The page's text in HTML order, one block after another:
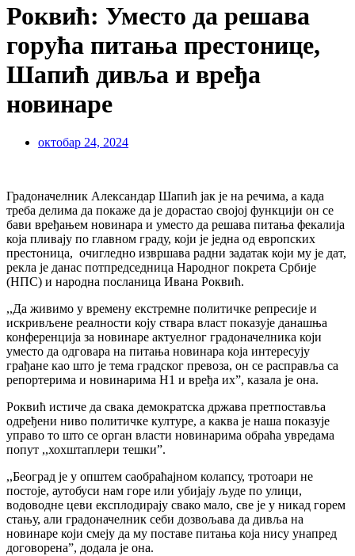
Роквић: Уместо да решава
горућа питања престонице,
Шапић дивља и вређа
новинаре
октобар 24, 2024
Градоначелник Александар Шапић јак је на речима, а када
треба делима да покаже да је дорастао својој функцији он се
бави вређањем новинара и уместо да решава питања фекалија
која пливају по главном граду, који је једна од европских
престоница, очигледно извршава радни задатак који му је дат,
рекла је данас потпредседница Народног покрета Србије
(НПС) и народна посланица Ивана Роквић.
,,Да живимо у времену екстремне политичке репресије и
искривљене реалности коју ствара власт показује данашња
конференција за новинаре актуелног градоначелника који
уместо да одговара на питања новинара која интересују
грађане као што је тема градског превоза, он се расправља са
репортерима и новинарима Н1 и вређа их”, казала је она.
Роквић истиче да свака демократска држава претпоставља
одређени ниво политичке културе, а каква је наша показује
управо то што се орган власти новинарима обраћа увредама
попут ,,хохштаплери тешки”.
,,Београд је у општем саобраћајном колапсу, тротоари не
постоје, аутобуси нам горе или убијају људе по улици,
водоводне цеви експлодирају свако мало, све је у никад горем
стању, али градоначелник себи дозвољава да дивља на
новинаре који смеју да му поставе питања која нису унапред
договорена”, додала је она.